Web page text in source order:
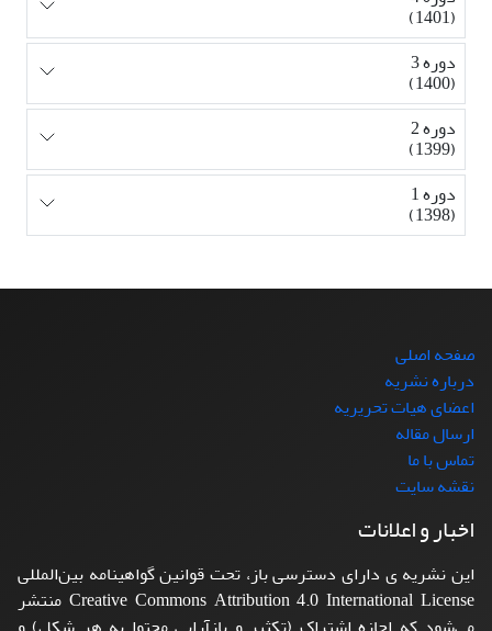
(1401)
دوره 3
(1400)
دوره 2
(1399)
دوره 1
(1398)
صفحه اصلی
درباره نشریه
اعضای هیات تحریریه
ارسال مقاله
تماس با ما
نقشه سایت
اخبار و اعلانات
این نشریه ی دارای دسترسی باز، تحت قوانین گواهینامه بین‌المللی
Creative Commons Attribution 4.0 International License منتشر